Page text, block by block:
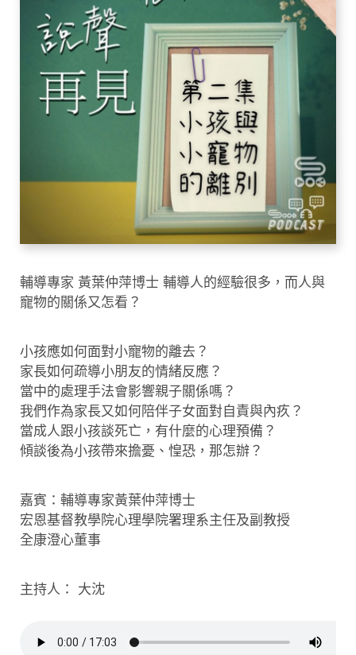
輔導專家 黃葉仲萍博士 輔導人的經驗很多，而人與
寵物的關係又怎看？
小孩應如何面對小寵物的離去？
家長如何疏導小朋友的情緒反應？
當中的處理手法會影響親子關係嗎？
我們作為家長又如何陪伴子女面對自責與內疚？
當成人跟小孩談死亡，有什麼的心理預備？
傾談後為小孩帶來擔憂、惶恐，那怎辦？
嘉賓：輔導專家黃葉仲萍博士
宏恩基督教學院心理學院署理系主任及副教授
全康澄心董事
主持人： 大沈